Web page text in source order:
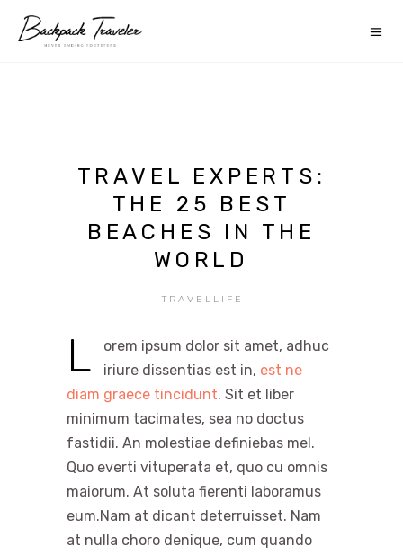
TRAVEL EXPERTS:
THE 25 BEST
BEACHES IN THE
WORLD
TRAVELLIFE
L
orem ipsum dolor sit amet, adhuc
iriure dissentias est in, est ne
diam graece tincidunt. Sit et liber
minimum tacimates, sea no doctus
fastidii. An molestiae definiebas mel.
Quo everti vituperata et, quo cu omnis
maiorum. At soluta fierenti laboramus
eum.Nam at dicant deterruisset. Nam
at nulla choro denique, cum quando